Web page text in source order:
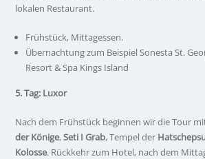
lokalen Restaurant.
Frühstück, Mittagessen.
Übernachtung zum Beispiel Sonesta St.
Resort & Spa Kings Island
5. Tag: Luxor
Nach dem Frühstück beginnen wir die Tour
der Könige,Seti I Grab, Tempel der
Kolosse. Rückkehr zum Hotel, nach dem